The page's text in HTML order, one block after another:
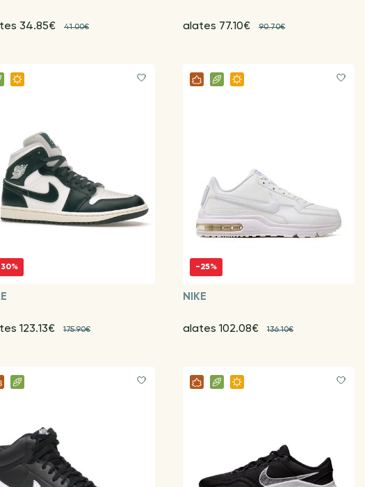
34.85€ 41.00€ alates 77.10€ 90.70€
123.13€ 175.90€
-25%
NIKE
alates 102.08€ 136.10€